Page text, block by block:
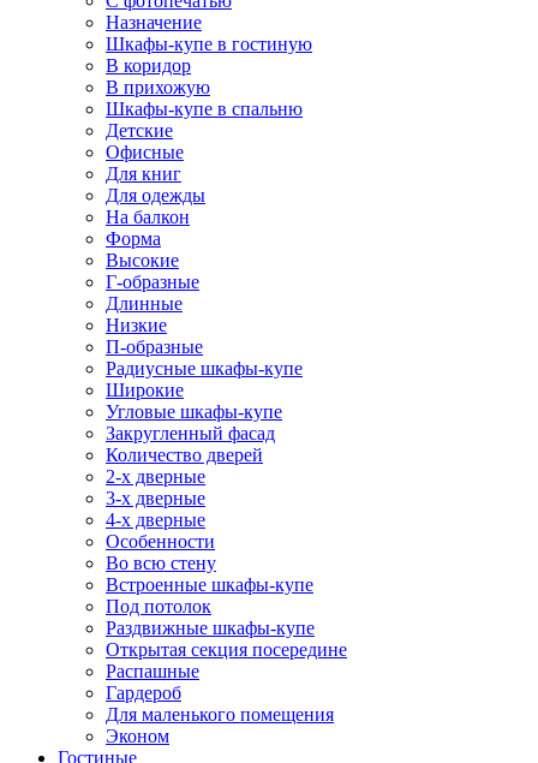
Назначение
Шкафы-купе в гостиную
В коридор
В прихожую
Шкафы-купе в спальню
Детские
Офисные
Для книг
Для одежды
На балкон
Форма
Высокие
Г-образные
Длинные
Низкие
П-образные
Радиусные шкафы-купе
Широкие
Угловые шкафы-купе
Закругленный фасад
Количество дверей
2-х дверные
3-х дверные
4-х дверные
Особенности
Во всю стену
Встроенные шкафы-купе
Под потолок
Раздвижные шкафы-купе
Открытая секция посередине
Распашные
Гардероб
Для маленького помещения
Эконом
Гостиные